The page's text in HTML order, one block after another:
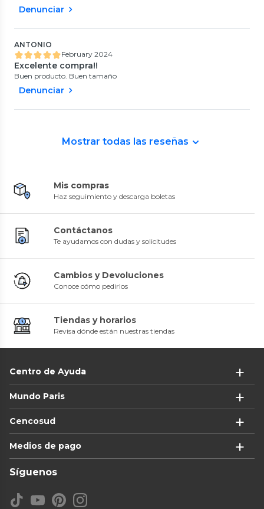
Denunciar
ANTONIO
February 2024
Excelente compra!!
Buen producto. Buen tamaño
Denunciar
Mostrar todas las reseñas
Mis compras
Haz seguimiento y descarga boletas
Contáctanos
Te ayudamos con dudas y solicitudes
Cambios y Devoluciones
Conoce cómo pedirlos
Tiendas y horarios
Revisa dónde están nuestras tiendas
Centro de Ayuda
Mundo Paris
Cencosud
Medios de pago
Síguenos